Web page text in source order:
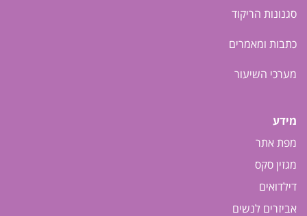
סגנונות הריקוד
כתבות ומאמרים
מערכי השיעור
מידע
מפת אתר
מגזין סקס
דילדואים
אביזרים לנשים